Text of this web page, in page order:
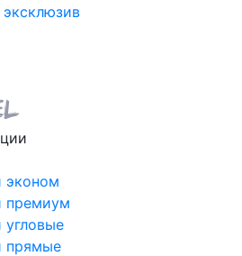
эконом
премиум
угловые
прямые